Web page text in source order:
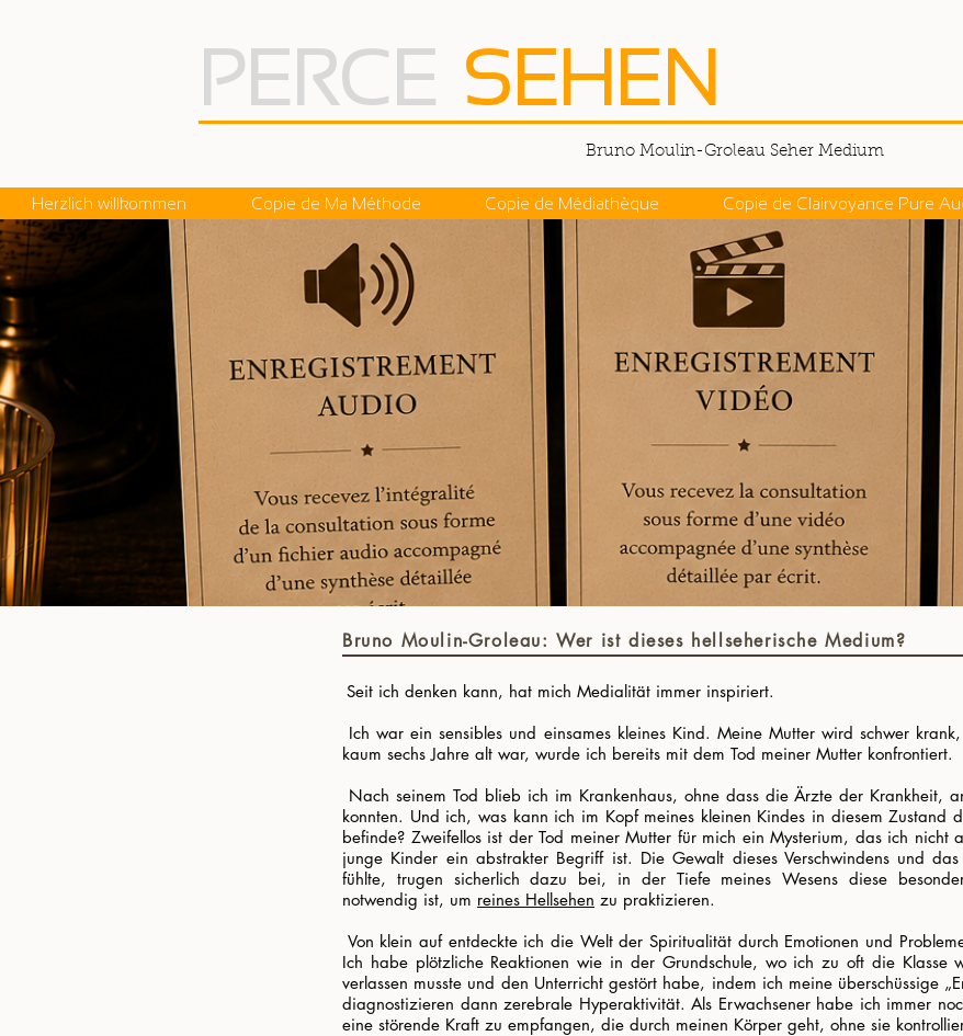
PERCE SEHEN
Bruno Moulin-Groleau Seher Medium
Herzlich willkommen Copie de Ma Méthode Copie de Médiathèque Copie de Clairvoyance Pure
Bruno Moulin-Groleau: Wer ist dieses hellseherische Medium?
Seit ich denken kann, hat mich Medialität immer inspiriert.
Ich war ein sensibles und einsames kleines Kind. Meine Mutter wird schwer
kaum sechs Jahre alt war, wurde ich bereits mit dem Tod meiner Mutter konfrontiert.
Nach seinem Tod blieb ich im Krankenhaus, ohne dass die Ärzte der Krankheit,
konnten. Und ich, was kann ich im Kopf meines kleinen Kindes in diesem Zustand
befinde? Zweifellos ist der Tod meiner Mutter für mich ein Mysterium, das ich nicht
junge Kinder ein abstrakter Begriff ist. Die Gewalt dieses Verschwindens und
fühlte, trugen sicherlich dazu bei, in der Tiefe meines Wesens diese
notwendig ist, um reines Hellsehen zu praktizieren.
Von klein auf entdeckte ich die Welt der Spiritualität durch Emotionen und
Ich habe plötzliche Reaktionen wie in der Grundschule, wo ich zu oft die Klasse
verlassen musste und den Unterricht gestört habe, indem ich meine überschüssige
diagnostizieren dann zerebrale Hyperaktivität. Als Erwachsener habe ich immer
eine störende Kraft zu empfangen, die durch meinen Körper geht, ohne sie